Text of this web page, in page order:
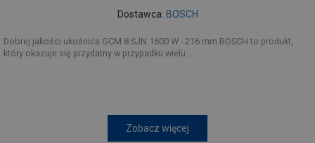
Dostawca: BOSCH
Dobrej jakości ukośnica GCM 8 SJN 1600 W - 216 mm BOSCH to produkt,
który okazuje się przydatny w przypadku wielu...
Zobacz więcej